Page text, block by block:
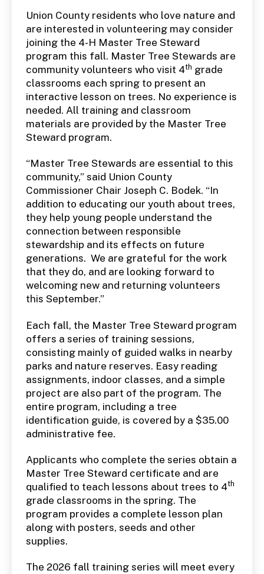
Union County residents who love nature and
are interested in volunteering may consider
joining the 4-H Master Tree Steward
program this fall. Master Tree Stewards are
community volunteers who visit 4th grade
classrooms each spring to present an
interactive lesson on trees. No experience is
needed. All training and classroom
materials are provided by the Master Tree
Steward program.
“Master Tree Stewards are essential to this
community,” said Union County
Commissioner Chair Joseph C. Bodek. “In
addition to educating our youth about trees,
they help young people understand the
connection between responsible
stewardship and its effects on future
generations. We are grateful for the work
that they do, and are looking forward to
welcoming new and returning volunteers
this September.”
Each fall, the Master Tree Steward program
offers a series of training sessions,
consisting mainly of guided walks in nearby
parks and nature reserves. Easy reading
assignments, indoor classes, and a simple
project are also part of the program. The
entire program, including a tree
identification guide, is covered by a $35.00
administrative fee.
Applicants who complete the series obtain a
Master Tree Steward certificate and are
qualified to teach lessons about trees to 4th
grade classrooms in the spring. The
program provides a complete lesson plan
along with posters, seeds and other
supplies.
The 2026 fall training series will meet every